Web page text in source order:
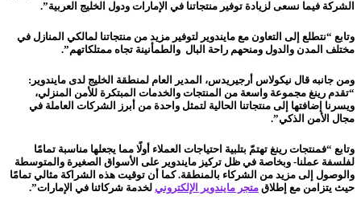
الشركة فيما نسعى لزيادة توفير منتجاتنا في الإمارات ودول الخليج العربية”.
وتابع “نتطلع إلى التعاون مع مايندوير لتوفير مزيد من منتجاتنا لمالكي المنازل في
مختلف المدن والدول ومنحهم راحة البال والطمأنينة تجاه ممتلكاتهم”.
ومن جانبه قال نيكولاس أرجيريدس، المدير العام لمنطقة الخليج لدى مايندوير:
“تقدم رينغ مجموعة واسعة من المنتجات والخدمات المبتكرة للأمن المنزلي،
ويسرنا إضافتها إلى منتجاتنا الحالية لتمثل واحدة من أبرز الشركات العاملة في
مجال الأمن الذكي”.
وتابع “فمنتجات رينغ تهتمّ بتلبية احتياجات العملاء أولًا مما يجعلها مناسبة تمامًا
لفلسفة عملنا- وبخاصة في ظل تركيز مايندوير على الأسواق الصغيرة والمتوسطة
والوصول إلى مزيد من الشركاء بالمنطقة. كما أن توقيت هذه الشراكة مثالي تمامًا
حيث يتزامن مع إطلاق متجر مايندوير الإلكتروني لخدمة شركائنا في الإمارات”.